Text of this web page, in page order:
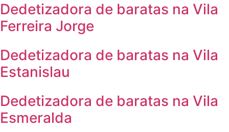
Dedetizadora de baratas na Vila
Ferreira Jorge
Dedetizadora de baratas na Vila
Estanislau
Dedetizadora de baratas na Vila
Esmeralda